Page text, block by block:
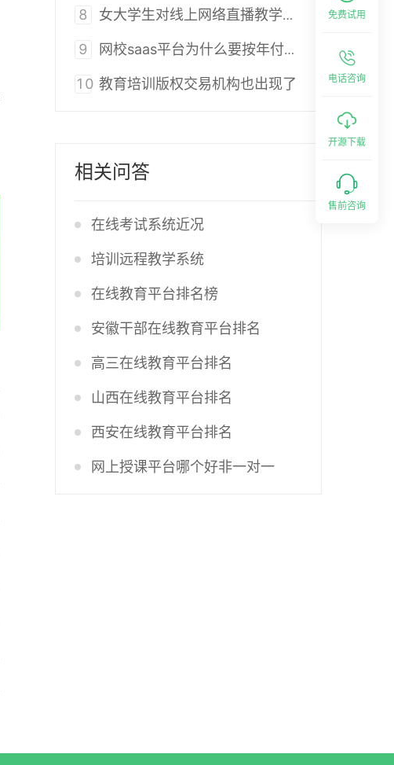
8 女大学生对线上网络直播教学的接受度研究5——实体物体制作
9 网校saas平台为什么要按年付费？浅析在线教育saas平台按年付费的好处与坏处
10 教育培训版权交易机构也出现了
相关问答
在线考试系统近况
培训远程教学系统
在线教育平台排名榜
安徽干部在线教育平台排名
高三在线教育平台排名
山西在线教育平台排名
西安在线教育平台排名
网上授课平台哪个好非一对一
免费试用
电话咨询
开源下载
售前咨询